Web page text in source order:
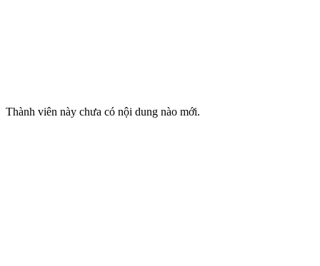
Thành viên này chưa có nội dung nào mới.